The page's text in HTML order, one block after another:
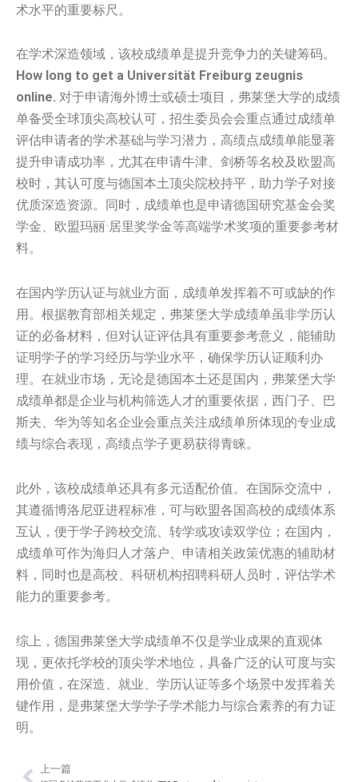
术水平的重要标尺。
在学术深造领域，该校成绩单是提升竞争力的关键筹码。
How long to get a Universität Freiburg zeugnis
online. 对于申请海外博士或硕士项目，弗莱堡大学的成绩
单备受全球顶尖高校认可，招生委员会会重点通过成绩单
评估申请者的学术基础与学习潜力，高绩点成绩单能显著
提升申请成功率，尤其在申请牛津、剑桥等名校及欧盟高
校时，其认可度与德国本土顶尖院校持平，助力学子对接
优质深造资源。同时，成绩单也是申请德国研究基金会奖
学金、欧盟玛丽·居里奖学金等高端学术奖项的重要参考材
料。
在国内学历认证与就业方面，成绩单发挥着不可或缺的作
用。根据教育部相关规定，弗莱堡大学成绩单虽非学历认
证的必备材料，但对认证评估具有重要参考意义，能辅助
证明学子的学习经历与学业水平，确保学历认证顺利办
理。在就业市场，无论是德国本土还是国内，弗莱堡大学
成绩单都是企业与机构筛选人才的重要依据，西门子、巴
斯夫、华为等知名企业会重点关注成绩单所体现的专业成
绩与综合表现，高绩点学子更易获得青睐。
此外，该校成绩单还具有多元适配价值。在国际交流中，
其遵循博洛尼亚进程标准，可与欧盟各国高校的成绩体系
互认，便于学子跨校交流、转学或攻读双学位；在国内，
成绩单可作为海归人才落户、申请相关政策优惠的辅助材
料，同时也是高校、科研机构招聘科研人员时，评估学术
能力的重要参考。
综上，德国弗莱堡大学成绩单不仅是学业成果的直观体
现，更依托学校的顶尖学术地位，具备广泛的认可度与实
用价值，在深造、就业、学历认证等多个场景中发挥着关
键作用，是弗莱堡大学学子学术能力与综合素养的有力证
明。
上一篇